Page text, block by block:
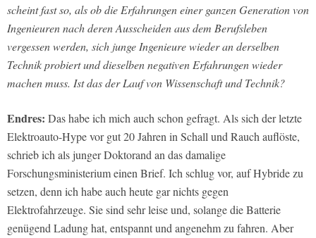
scheint fast so, als ob die Erfahrungen einer ganzen Generation von
Ingenieuren nach deren Ausscheiden aus dem Berufsleben
vergessen werden, sich junge Ingenieure wieder an derselben
Technik probiert und dieselben negativen Erfahrungen wieder
machen muss. Ist das der Lauf von Wissenschaft und Technik?
Endres: Das habe ich mich auch schon gefragt. Als sich der letzte
Elektroauto-Hype vor gut 20 Jahren in Schall und Rauch auflöste,
schrieb ich als junger Doktorand an das damalige
Forschungsministerium einen Brief. Ich schlug vor, auf Hybride zu
setzen, denn ich habe auch heute gar nichts gegen
Elektrofahrzeuge. Sie sind sehr leise und, solange die Batterie
genügend Ladung hat, entspannt und angenehm zu fahren. Aber